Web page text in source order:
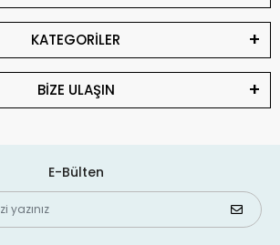
KATEGORİLER
BİZE ULAŞIN
E-Bülten